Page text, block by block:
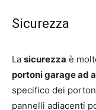
Sicurezza
La sicurezza è
portoni garage ad
specifico dei
pannelli adiacenti